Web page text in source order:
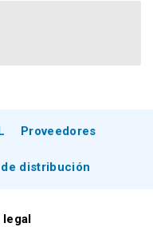
Proveedores
de distribución
legal